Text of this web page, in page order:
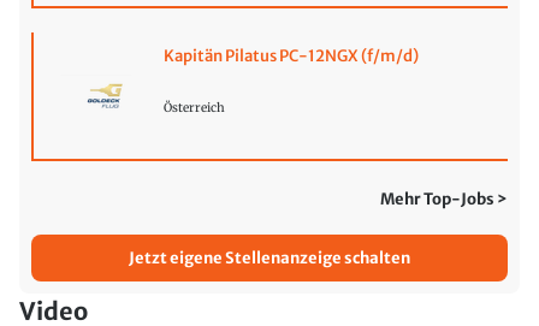
Kapitän Pilatus PC-12NGX (f/m/d)
Österreich
Mehr Top-Jobs >
Jetzt eigene Stellenanzeige schalten
Video